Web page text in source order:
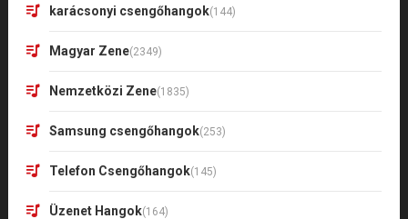
karácsonyi csengőhangok(144)
Magyar Zene(2349)
Nemzetközi Zene(1835)
Samsung csengőhangok(253)
Telefon Csengőhangok(145)
Üzenet Hangok(164)